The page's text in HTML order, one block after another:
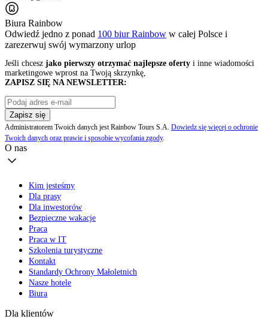
Biura Rainbow
Odwiedź jedno z ponad 100 biur Rainbow w całej Polsce i
zarezerwuj swój wymarzony urlop
Jeśli chcesz jako pierwszy otrzymać najlepsze oferty i inne wiadomości
marketingowe wprost na Twoją skrzynkę,
ZAPISZ SIĘ NA NEWSLETTER:
Zapisz się
Administratorem Twoich danych jest Rainbow Tours S.A. Dowiedz się więcej o ochronie
Twoich danych oraz prawie i sposobie wycofania zgody.
O nas
Kim jesteśmy
Dla prasy
Dla inwestorów
Bezpieczne wakacje
Praca
Praca w IT
Szkolenia turystyczne
Kontakt
Standardy Ochrony Małoletnich
Nasze hotele
Biura
Dla klientów